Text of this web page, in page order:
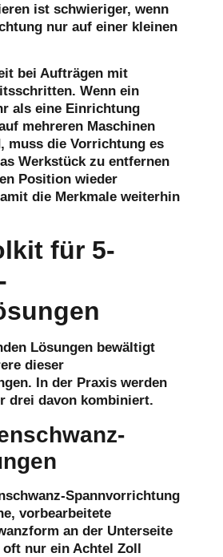
ist schwieriger, wenn
nur auf einer kleinen
bei Aufträgen mit
Wenn ein
als eine Einrichtung
mehreren Maschinen
muss die Vorrichtung es
Werkstück zu entfernen
Position wieder
die Merkmale weiterhin
für 5-
Lösungen bewältigt
dieser
In der Praxis werden
drei davon kombiniert.
Spannvorrichtung
vorbearbeitete
an der Unterseite
nur ein Achtel Zoll